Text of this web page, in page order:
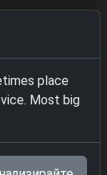
добър
при
вода и
place
Most big